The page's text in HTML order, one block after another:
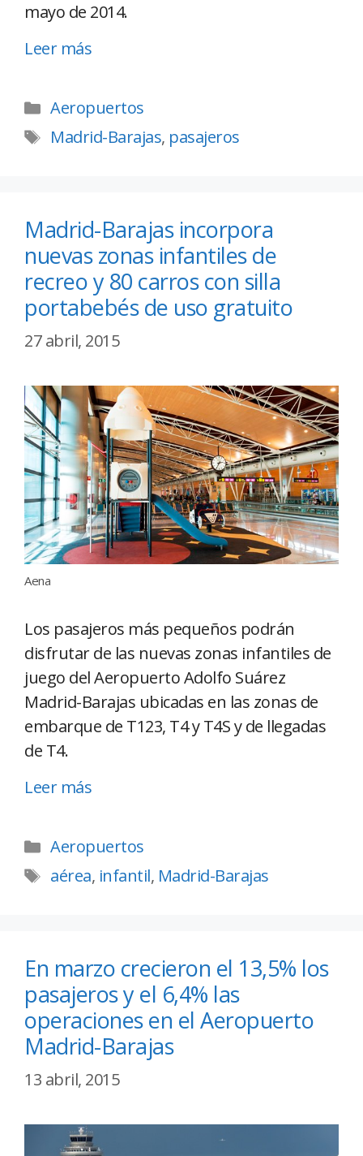
mayo de 2014.
Leer más
Aeropuertos
Madrid-Barajas, pasajeros
Madrid-Barajas incorpora
nuevas zonas infantiles de
recreo y 80 carros con silla
portabebés de uso gratuito
27 abril, 2015
Aena
Los pasajeros más pequeños podrán
disfrutar de las nuevas zonas infantiles de
juego del Aeropuerto Adolfo Suárez
Madrid-Barajas ubicadas en las zonas de
embarque de T123, T4 y T4S y de llegadas
de T4.
Leer más
Aeropuertos
aérea, infantil, Madrid-Barajas
En marzo crecieron el 13,5% los
pasajeros y el 6,4% las
operaciones en el Aeropuerto
Madrid-Barajas
13 abril, 2015